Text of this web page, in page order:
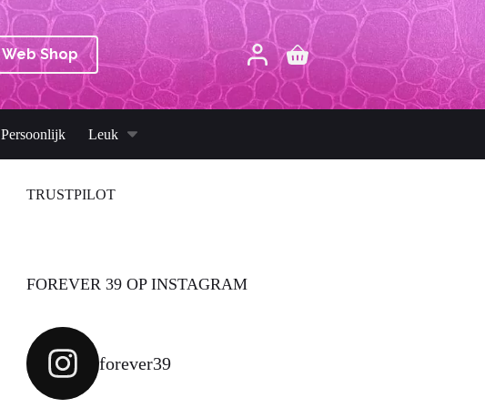
Web Shop Winkelwagen
Persoonlijk Leuk
TRUSTPILOT
FOREVER 39 OP INSTAGRAM
forever39